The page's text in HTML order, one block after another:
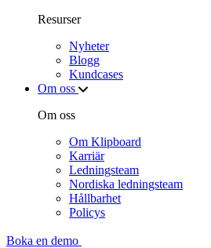
Resurser
Nyheter
Blogg
Kundcases
Om oss
Om oss
Om Klipboard
Karriär
Ledningsteam
Nordiska ledningsteam
Hållbarhet
Policys
Boka en demo